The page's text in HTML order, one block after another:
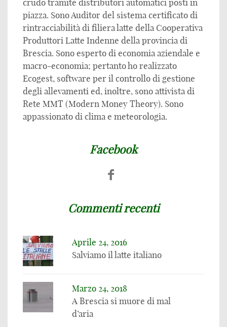
crudo tramite distributori automatici posti in
piazza. Sono Auditor del sistema certificato di
rintracciabilità di filiera latte della Cooperativa
Produttori Latte Indenne della provincia di
Brescia. Sono esperto di economia aziendale e
macro-economia; pertanto ho realizzato
Ecogest, software per il controllo di gestione
degli allevamenti ed, inoltre, sono attivista di
Rete MMT (Modern Money Theory). Sono
appassionato di clima e meteorologia.
Facebook
Commenti recenti
Aprile 24, 2016
Salviamo il latte italiano
Marzo 24, 2018
A Brescia si muore di mal
d’aria